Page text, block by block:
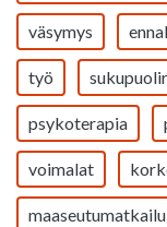
väsymys
työ
psykoterapia
voimalat
maaseutumatkailu